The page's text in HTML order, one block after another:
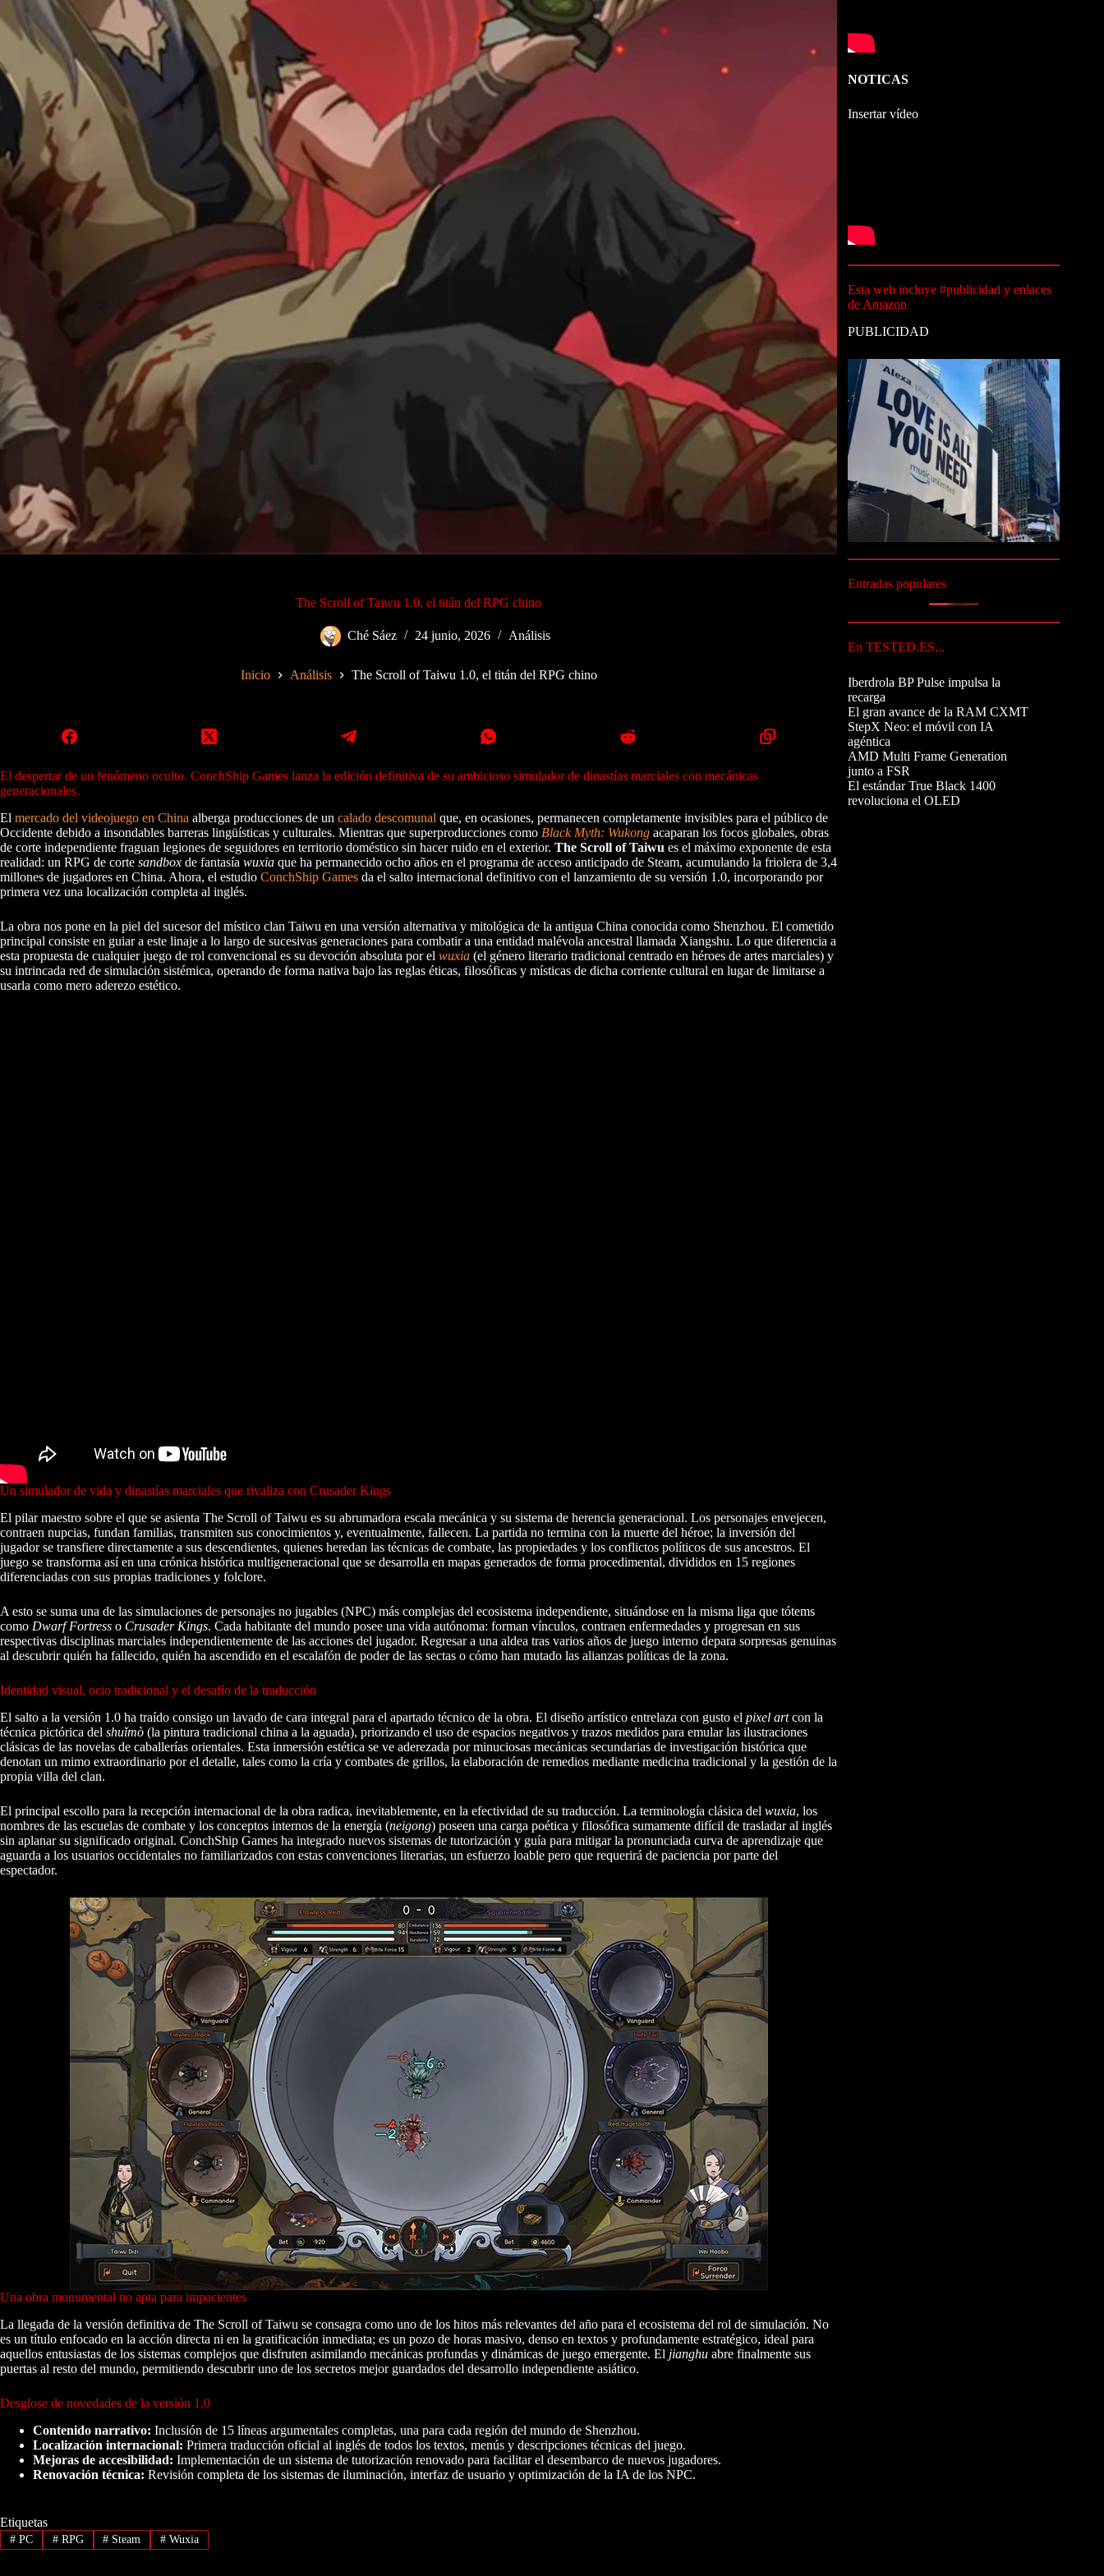
The Scroll of Taiwu 1.0, el titán del RPG chino
Ché Sáez 24 junio, 2026 Análisis
Inicio Análisis The Scroll of Taiwu 1.0, el titán del RPG chino
El despertar de un fenómeno oculto. ConchShip Games lanza la edición definitiva de su ambicioso simulador de dinastías marciales con mecánicas
generacionales.
El mercado del videojuego en China alberga producciones de un calado descomunal que, en ocasiones, permanecen completamente invisibles para el público de
Occidente debido a insondables barreras lingüísticas y culturales. Mientras que superproducciones como Black Myth: Wukong acaparan los focos globales, obras
de corte independiente fraguan legiones de seguidores en territorio doméstico sin hacer ruido en el exterior. The Scroll of Taiwu es el máximo exponente de esta
realidad: un RPG de corte sandbox de fantasía wuxia que ha permanecido ocho años en el programa de acceso anticipado de Steam, acumulando la friolera de 3,4
millones de jugadores en China. Ahora, el estudio ConchShip Games da el salto internacional definitivo con el lanzamiento de su versión 1.0, incorporando por
primera vez una localización completa al inglés.
La obra nos pone en la piel del sucesor del místico clan Taiwu en una versión alternativa y mitológica de la antigua China conocida como Shenzhou. El cometido
principal consiste en guiar a este linaje a lo largo de sucesivas generaciones para combatir a una entidad malévola ancestral llamada Xiangshu. Lo que diferencia a
esta propuesta de cualquier juego de rol convencional es su devoción absoluta por el wuxia (el género literario tradicional centrado en héroes de artes marciales) y
su intrincada red de simulación sistémica, operando de forma nativa bajo las reglas éticas, filosóficas y místicas de dicha corriente cultural en lugar de limitarse a
usarla como mero aderezo estético.
Un simulador de vida y dinastías marciales que rivaliza con Crusader Kings
El pilar maestro sobre el que se asienta The Scroll of Taiwu es su abrumadora escala mecánica y su sistema de herencia generacional. Los personajes envejecen,
contraen nupcias, fundan familias, transmiten sus conocimientos y, eventualmente, fallecen. La partida no termina con la muerte del héroe; la inversión del
jugador se transfiere directamente a sus descendientes, quienes heredan las técnicas de combate, las propiedades y los conflictos políticos de sus ancestros. El
juego se transforma así en una crónica histórica multigeneracional que se desarrolla en mapas generados de forma procedimental, divididos en 15 regiones
diferenciadas con sus propias tradiciones y folclore.
A esto se suma una de las simulaciones de personajes no jugables (NPC) más complejas del ecosistema independiente, situándose en la misma liga que tótems
como Dwarf Fortress o Crusader Kings. Cada habitante del mundo posee una vida autónoma: forman vínculos, contraen enfermedades y progresan en sus
respectivas disciplinas marciales independientemente de las acciones del jugador. Regresar a una aldea tras varios años de juego interno depara sorpresas genuinas
al descubrir quién ha fallecido, quién ha ascendido en el escalafón de poder de las sectas o cómo han mutado las alianzas políticas de la zona.
Identidad visual, ocio tradicional y el desafío de la traducción
El salto a la versión 1.0 ha traído consigo un lavado de cara integral para el apartado técnico de la obra. El diseño artístico entrelaza con gusto el pixel artcon la
técnica pictórica del shuǐmò (la pintura tradicional china a la aguada), priorizando el uso de espacios negativos y trazos medidos para emular las ilustraciones
clásicas de las novelas de caballerías orientales. Esta inmersión estética se ve aderezada por minuciosas mecánicas secundarias de investigación histórica que
denotan un mimo extraordinario por el detalle, tales como la cría y combates de grillos, la elaboración de remedios mediante medicina tradicional y la gestión de la
propia villa del clan.
El principal escollo para la recepción internacional de la obra radica, inevitablemente, en la efectividad de su traducción. La terminología clásica del wuxia, los
nombres de las escuelas de combate y los conceptos internos de la energía (neigong) poseen una carga poética y filosófica sumamente difícil de trasladar al inglés
sin aplanar su significado original. ConchShip Games ha integrado nuevos sistemas de tutorización y guía para mitigar la pronunciada curva de aprendizaje que
aguarda a los usuarios occidentales no familiarizados con estas convenciones literarias, un esfuerzo loable pero que requerirá de paciencia por parte del
espectador.
Una obra monumental no apta para impacientes
La llegada de la versión definitiva de The Scroll of Taiwu se consagra como uno de los hitos más relevantes del año para el ecosistema del rol de simulación. No
es un título enfocado en la acción directa ni en la gratificación inmediata; es un pozo de horas masivo, denso en textos y profundamente estratégico, ideal para
aquellos entusiastas de los sistemas complejos que disfruten asimilando mecánicas profundas y dinámicas de juego emergente. El jianghu abre finalmente sus
puertas al resto del mundo, permitiendo descubrir uno de los secretos mejor guardados del desarrollo independiente asiático.
Desglose de novedades de la versión 1.0
Contenido narrativo: Inclusión de 15 líneas argumentales completas, una para cada región del mundo de Shenzhou.
Localización internacional: Primera traducción oficial al inglés de todos los textos, menús y descripciones técnicas del juego.
Mejoras de accesibilidad: Implementación de un sistema de tutorización renovado para facilitar el desembarco de nuevos jugadores.
Renovación técnica: Revisión completa de los sistemas de iluminación, interfaz de usuario y optimización de la IA de los NPC.
Etiquetas
#PC #RPG # Steam # Wuxia
NOTICAS
Insertar vídeo
Esta web incluye #publicidad y enlaces
de Amazon
PUBLICIDAD
Entradas populares
En TESTED.ES...
Iberdrola BP Pulse impulsa la
recarga
El gran avance de la RAM CXMT
StepX Neo: el móvil con IA
agéntica
AMD Multi Frame Generation
junto a FSR
El estándar True Black 1400
revoluciona el OLED